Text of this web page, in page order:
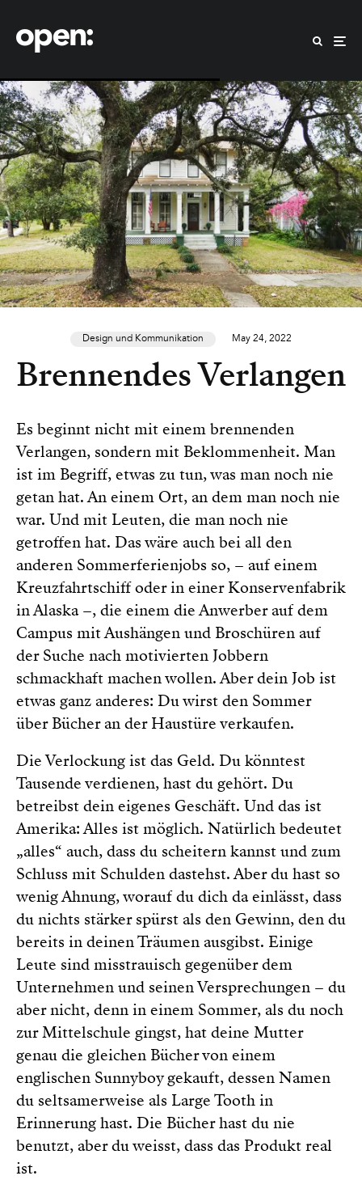
Design und Kommunikation May 24, 2022
Brennendes Verlangen
Es beginnt nicht mit einem brennenden
Verlangen, sondern mit Beklommenheit. Man
ist im Begriff, etwas zu tun, was man noch nie
getan hat. An einem Ort, an dem man noch nie
war. Und mit Leuten, die man noch nie
getroffen hat. Das wäre auch bei all den
anderen Sommerferienjobs so, – auf einem
Kreuzfahrtschiff oder in einer Konservenfabrik
in Alaska –, die einem die Anwerber auf dem
Campus mit Aushängen und Broschüren auf
der Suche nach motivierten Jobbern
schmackhaft machen wollen. Aber dein Job ist
etwas ganz anderes: Du wirst den Sommer
über Bücher an der Haustüre verkaufen.
Die Verlockung ist das Geld. Du könntest
Tausende verdienen, hast du gehört. Du
betreibst dein eigenes Geschäft. Und das ist
Amerika: Alles ist möglich. Natürlich bedeutet
„alles“ auch, dass du scheitern kannst und zum
Schluss mit Schulden dastehst. Aber du hast so
wenig Ahnung, worauf du dich da einlässt, dass
du nichts stärker spürst als den Gewinn, den du
bereits in deinen Träumen ausgibst. Einige
Leute sind misstrauisch gegenüber dem
Unternehmen und seinen Versprechungen – du
aber nicht, denn in einem Sommer, als du noch
zur Mittelschule gingst, hat deine Mutter
genau die gleichen Bücher von einem
englischen Sunnyboy gekauft, dessen Namen
du seltsamerweise als Large Tooth in
Erinnerung hast. Die Bücher hast du nie
benutzt, aber du weisst, dass das Produkt real
ist.